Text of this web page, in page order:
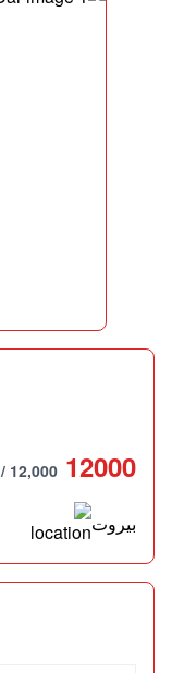
12000 USD / 12,000 ل.ل
بيروت